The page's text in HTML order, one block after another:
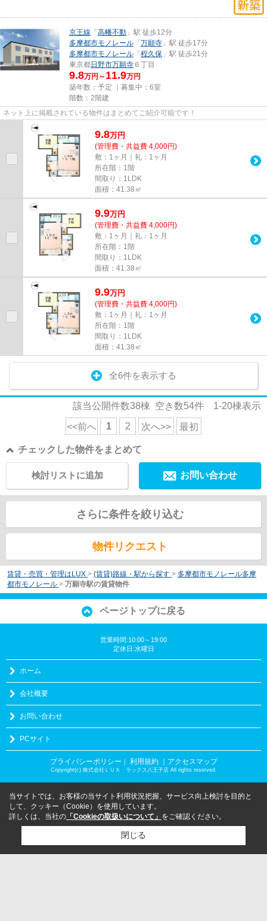
京王線 「高幡不動 」駅 徒歩12分
多摩都市モノレール 「万願寺 」駅 徒歩17分
多摩都市モノレール 「程久保 」駅 徒歩21分
東京都日野市万願寺 ６丁目
9.8万円～ 11.9万円
築年数：予定 ｜募集中： 6室
階数：2階建
ネット上に掲載されている物件はまとめてご紹介可能です！
9.8万円
(管理費・共益費 4,000円)
敷：1ヶ月｜礼：1ヶ月
所在階：1階
間取り：1LDK
面積：41.38㎡
9.9万円
(管理費・共益費 4,000円)
敷：1ヶ月｜礼：1ヶ月
所在階：1階
間取り：1LDK
面積：41.38㎡
9.9万円
(管理費・共益費 4,000円)
敷：1ヶ月｜礼：1ヶ月
所在階：1階
間取り：1LDK
面積：41.38㎡
全6件を表示する
該当公開件数38棟 空き数54件 1-20棟表示
<<前へ 1 2 次へ>> 最初
チェックした物件をまとめて
お問い合わせ
検討リストに追加
さらに条件を絞り込む
物件リクエスト
賃貸・売買・管理はLUX > (賃貸)路線・駅から探す > 多摩都市モノレール多摩
都市モノレール > 万願寺駅の賃貸物件
ページトップに戻る
営業時間:10:00～19:00
定休日:水曜日
ホーム
会社概要
お問い合わせ
PCサイト
プライバシーポリシー ｜ 利用規約 ｜アクセスマップ
Copyright(c) 株式会社ＬＵＸ ラックス八王子店 All rights reserved.
当サイトでは、お客様の当サイト利用状況把握、サービス向上検討を目的と
して、クッキー（Cookie）を使用しています。
詳しくは、当社の 「Cookieの取扱いについて」 をご確認ください。
閉じる